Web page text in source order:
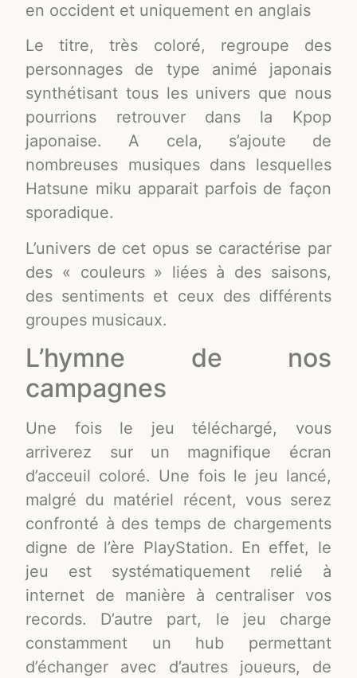
en occident et uniquement en anglais
Le titre, très coloré, regroupe des
personnages de type animé japonais
synthétisant tous les univers que nous
pourrions retrouver dans la Kpop
japonaise. A cela, s’ajoute de
nombreuses musiques dans lesquelles
Hatsune miku apparait parfois de façon
sporadique.
L’univers de cet opus se caractérise par
des « couleurs » liées à des saisons,
des sentiments et ceux des différents
groupes musicaux.
L’hymne de nos
campagnes
Une fois le jeu téléchargé, vous
arriverez sur un magnifique écran
d’acceuil coloré. Une fois le jeu lancé,
malgré du matériel récent, vous serez
confronté à des temps de chargements
digne de l’ère PlayStation. En effet, le
jeu est systématiquement relié à
internet de manière à centraliser vos
records. D’autre part, le jeu charge
constamment un hub permettant
d’échanger avec d’autres joueurs, de